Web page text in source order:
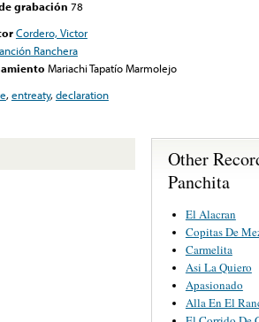
grabación 78
Cordero, Victor
Ranchera
Mariachi Tapatío Marmolejo
,entreaty,declaration
Other
Panchita
El Alacran
Copitas De
Carmelita
Asi La Quiero
Apasionado
Alla En El